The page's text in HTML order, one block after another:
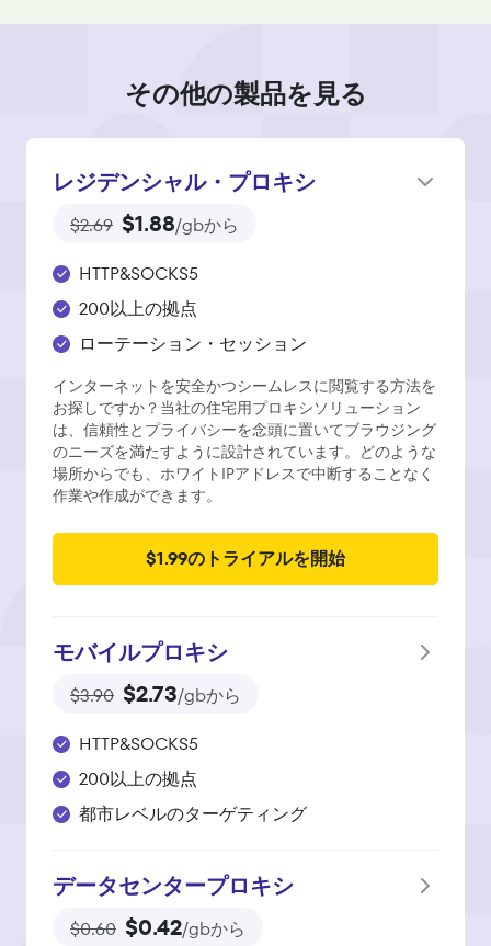
その他の製品を見る
レジデンシャル・プロキシ
$2.69 $1.88/gbから
HTTP&SOCKS5
200以上の拠点
ローテーション・セッション
インターネットを安全かつシームレスに閲覧する方法を
お探しですか？当社の住宅用プロキシソリューション
は、信頼性とプライバシーを念頭に置いてブラウジング
のニーズを満たすように設計されています。どのような
場所からでも、ホワイトIPアドレスで中断することなく
作業や作成ができます。
$1.99のトライアルを開始
モバイルプロキシ
$3.90 $2.73/gbから
HTTP&SOCKS5
200以上の拠点
都市レベルのターゲティング
データセンタープロキシ
$0.60 $0.42/gbから